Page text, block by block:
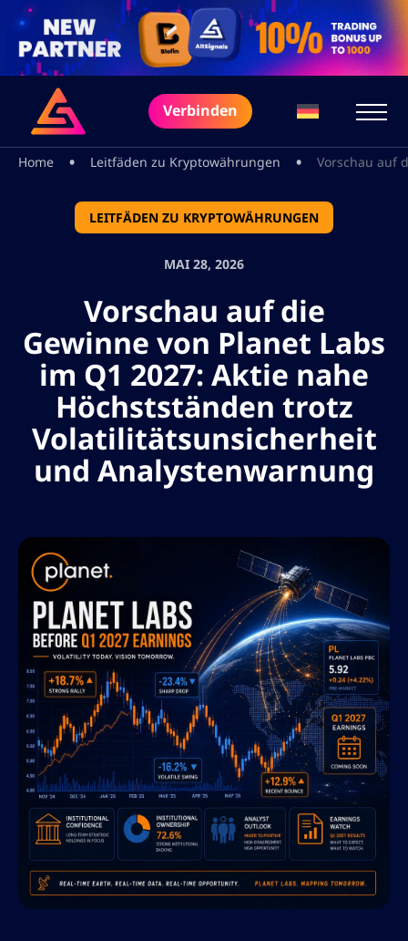
Verbinden
Home • Leitfäden zu Kryptowährungen • Vorschau auf
LEITFÄDEN ZU KRYPTOWÄHRUNGEN
MAI 28, 2026
Vorschau auf die
Gewinne von Planet Labs
im Q1 2027: Aktie nahe
Höchstständen trotz
Volatilitätsunsicherheit
und Analystenwarnung